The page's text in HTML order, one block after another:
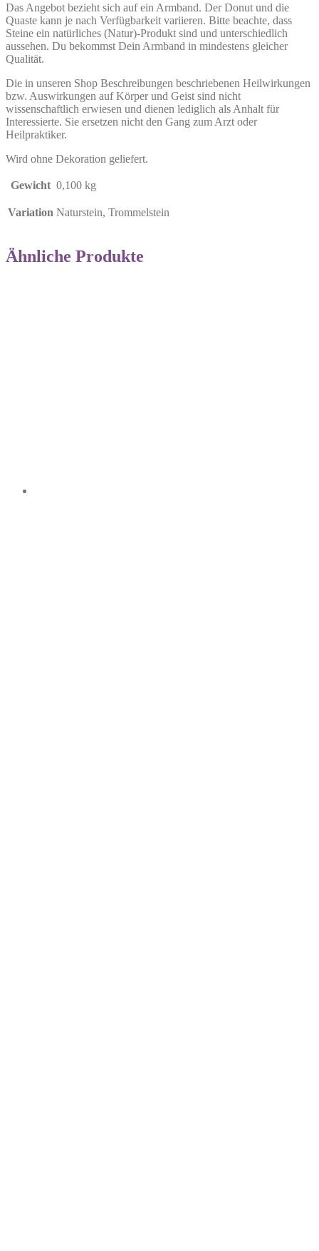
Das Angebot bezieht sich auf ein Armband. Der Donut und die
Quaste kann je nach Verfügbarkeit variieren. Bitte beachte, dass
Steine ein natürliches (Natur)-Produkt sind und unterschiedlich
aussehen. Du bekommst Dein Armband in mindestens gleicher
Qualität.
Die in unseren Shop Beschreibungen beschriebenen Heilwirkungen
bzw. Auswirkungen auf Körper und Geist sind nicht
wissenschaftlich erwiesen und dienen lediglich als Anhalt für
Interessierte. Sie ersetzen nicht den Gang zum Arzt oder
Heilpraktiker.
Wird ohne Dekoration geliefert.
Gewicht 0,100 kg
Variation Naturstein, Trommelstein
Ähnliche Produkte